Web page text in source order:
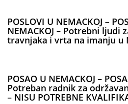
POSLOVI U NEMACKOJ –
NEMACKOJ – Potrebni ljudi
travnjaka i vrta na imanju u
POSAO U NEMACKOJ –
Potreban radnik za
– NISU POTREBNE